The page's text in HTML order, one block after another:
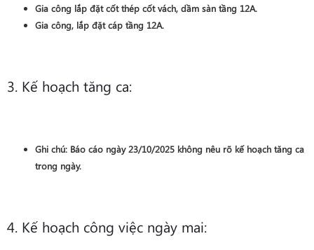
Gia công lắp đặt cốt thép cốt vách, dầm sàn tầng 12A.
Gia công, lắp đặt cáp tầng 12A.
3. Kế hoạch tăng ca:
Ghi chú: Báo cáo ngày 23/10/2025 không nêu rõ kế hoạch tăng ca
trong ngày.
4. Kế hoạch công việc ngày mai: